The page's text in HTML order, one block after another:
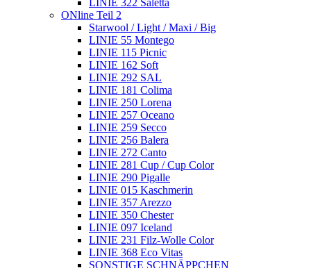
LINIE 322 Saletta
ONline Teil 2
Starwool / Light / Maxi / Big
LINIE 55 Montego
LINIE 115 Picnic
LINIE 162 Soft
LINIE 292 SAL
LINIE 181 Colima
LINIE 250 Lorena
LINIE 257 Oceano
LINIE 259 Secco
LINIE 256 Balera
LINIE 272 Canto
LINIE 281 Cup / Cup Color
LINIE 290 Pigalle
LINIE 015 Kaschmerin
LINIE 357 Arezzo
LINIE 350 Chester
LINIE 097 Iceland
LINIE 231 Filz-Wolle Color
LINIE 368 Eco Vitas
SONSTIGE SCHNÄPPCHEN